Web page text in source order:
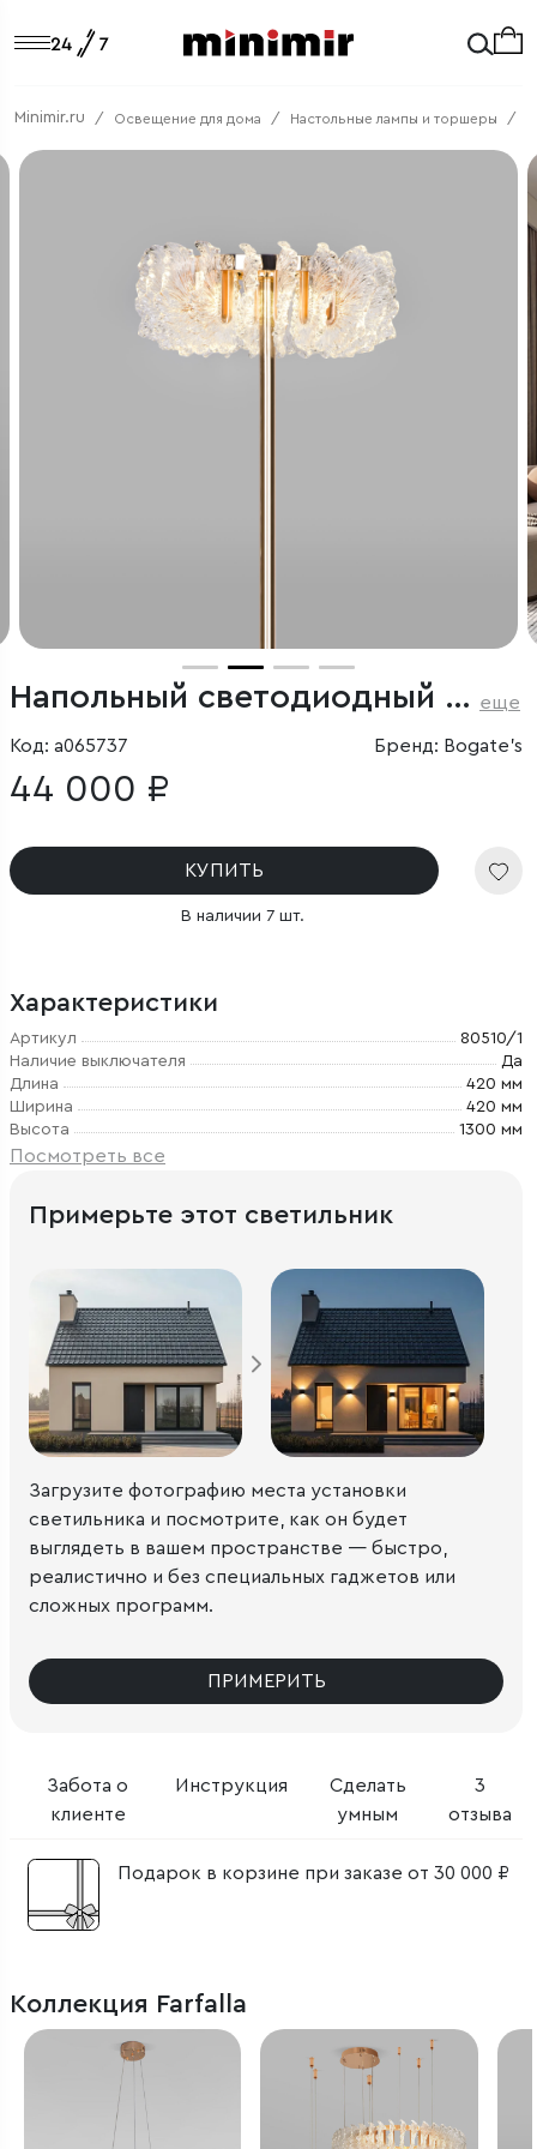
Minimir.ru Освещение для дома Настольные лампы и торшеры
Напольный светодиодный светильник еще
Код: a065737 Бренд: Bogate's
44 000 ₽
КУПИТЬ
В наличии 7 шт.
Характеристики
Артикул
80510/1
Наличие выключателя
Да
Длина
420 мм
Ширина
420 мм
Высота
1300 мм
Посмотреть все
Забота о
клиенте
Инструкция
Сделать
умным
3
отзыва
Подарок в корзине при заказе от 30 000 ₽
Примерьте этот светильник
Загрузите фотографию места установки
светильника и посмотрите, как он будет
выглядеть в вашем пространстве — быстро,
реалистично и без специальных гаджетов или
сложных программ.
ПРИМЕРИТЬ
Коллекция Farfalla